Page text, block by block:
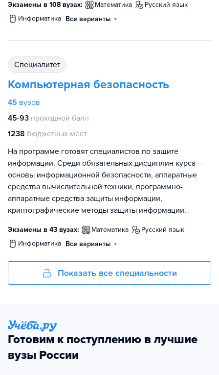
Экзамены в 108 вузах: математика
русский язык
информатика Все варианты
специалитет
Компьютерная безопасность
45 вузов
45-93 проходной балл
1238 бюджетных мест
На программе готовят специалистов по защите
информации. Среди обязательных дисциплин курса —
основы информационной безопасности, аппаратные
средства вычислительной техники, программно-
аппаратные средства защиты информации,
криптографические методы защиты информации.
Экзамены в 43 вузах: математика
русский язык
информатика Все варианты
Показать все специальности
Готовим к поступлению в лучшие
вузы России